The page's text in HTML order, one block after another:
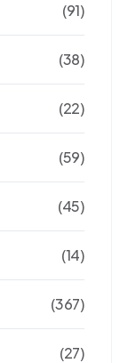
(91)
(38)
(22)
(59)
(45)
(14)
(367)
(27)